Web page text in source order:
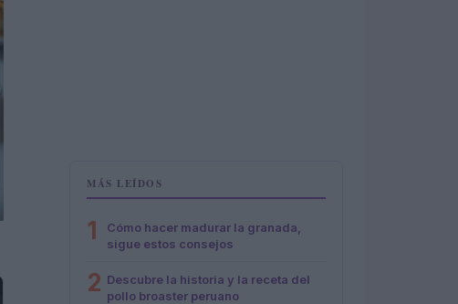
MÁS LEÍDOS
1
Cómo hacer madurar la granada,
sigue estos consejos
2 Descubre la historia y la receta del
pollo broaster peruano